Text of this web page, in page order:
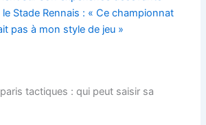
le Stade Rennais : « Ce championnat
pas à mon style de jeu »
tactiques : qui peut saisir sa